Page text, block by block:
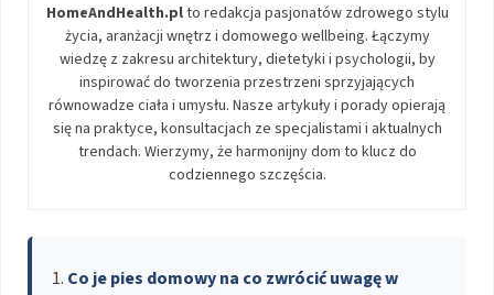
HomeAndHealth.plto redakcja pasjonatów zdrowego stylu
życia, aranżacji wnętrz i domowego wellbeing. Łączymy
wiedzę z zakresu architektury, dietetyki i psychologii, by
inspirować do tworzenia przestrzeni sprzyjających
równowadze ciała i umysłu. Nasze artykuły i porady opierają
się na praktyce, konsultacjach ze specjalistami i aktualnych
trendach. Wierzymy, że harmonijny dom to klucz do
codziennego szczęścia.
Co je pies domowy na co zwrócić uwagę w